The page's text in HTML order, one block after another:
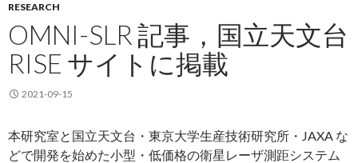
RESEARCH
OMNI-SLR 記事，国立天文台
RISE サイトに掲載
2021-09-15
本研究室と国立天文台・東京大学生産技術研究所・JAXA な
どで開発を始めた小型・低価格の衛星レーザ測距システム